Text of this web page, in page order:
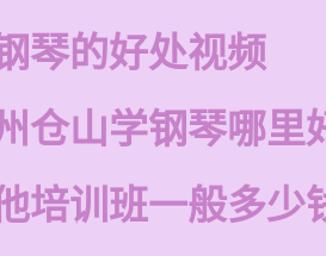
琴的好处视频
仓山学钢琴哪里
培训班一般多少